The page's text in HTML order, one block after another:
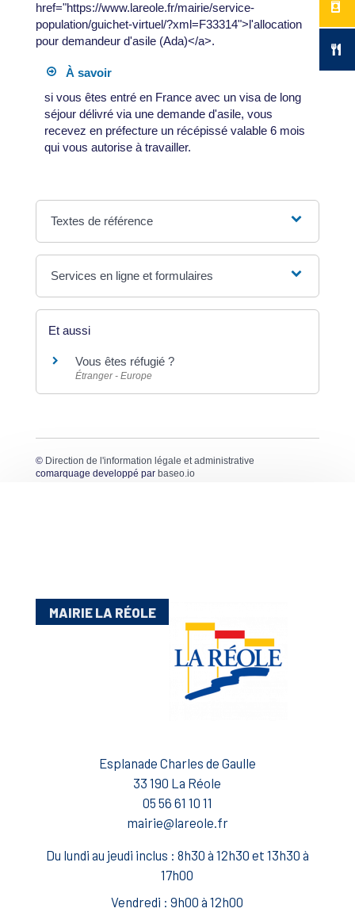
href="https://www.lareole.fr/mairie/service-
population/guichet-virtuel/?xml=F33314">l'allocation
pour demandeur d'asile (Ada)</a>.
À savoir
si vous êtes entré en France avec un visa de long
séjour délivré via une demande d'asile, vous
recevez en préfecture un récépissé valable 6 mois
qui vous autorise à travailler.
Textes de référence
Services en ligne et formulaires
Et aussi
Vous êtes réfugié ?
Étranger - Europe
© Direction de l'information légale et administrative
comarquage developpé par baseo.io
MAIRIE LA RÉOLE
Esplanade Charles de Gaulle
33 190 La Réole
05 56 61 10 11
mairie@lareole.fr
Du lundi au jeudi inclus : 8h30 à 12h30 et 13h30 à
17h00
Vendredi : 9h00 à 12h00